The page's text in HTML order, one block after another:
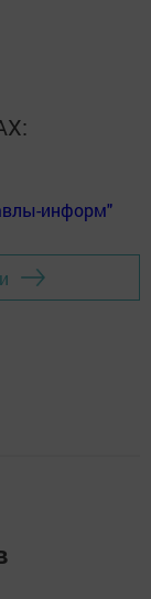
информ"